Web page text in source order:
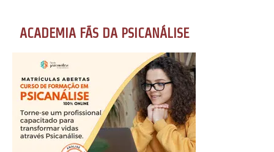
ACADEMIA FÃS DA PSICANÁLISE